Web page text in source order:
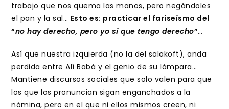
trabajo que nos quema las manos, pero negándoles
el pan y la sal… Esto es: practicar el fariseísmo del
“no hay derecho, pero yo sí que tengo derecho”…
Así que nuestra izquierda (no la del salakoft), anda
perdida entre Alí Babá y el genio de su lámpara…
Mantiene discursos sociales que solo valen para que
los que los pronuncian sigan enganchados a la
nómina, pero en el que ni ellos mismos creen, ni